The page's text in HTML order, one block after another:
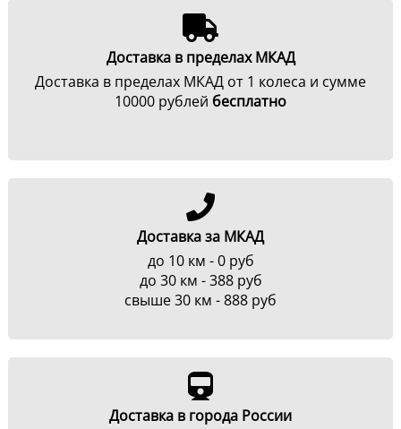
Доставка в пределах МКАД
Доставка в пределах МКАД от 1 колеса и сумме
10000 рублей бесплатно
Доставка за МКАД
до 10 км - 0 руб
до 30 км - 388 руб
свыше 30 км - 888 руб
Доставка в города России